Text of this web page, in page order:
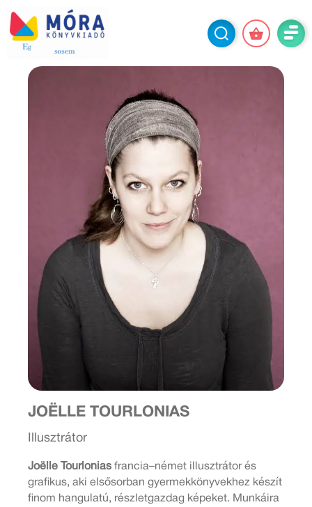
JOËLLE TOURLONIAS
Illusztrátor
Joëlle Tourlonias francia–német illusztrátor és
grafikus, aki elsősorban gyermekkönyvekhez készít
finom hangulatú, részletgazdag képeket. Munkáira